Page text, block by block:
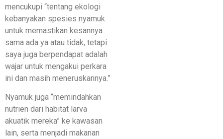
mencukupi “tentang ekologi
kebanyakan spesies nyamuk
untuk memastikan kesannya
sama ada ya atau tidak, tetapi
saya juga berpendapat adalah
wajar untuk mengakui perkara
ini dan masih meneruskannya.”
Nyamuk juga “memindahkan
nutrien dari habitat larva
akuatik mereka” ke kawasan
lain, serta menjadi makanan